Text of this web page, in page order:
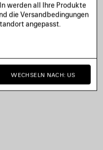
werden all Ihre Produkte
die Versandbedingungen
angepasst.
WECHSELN NACH: US